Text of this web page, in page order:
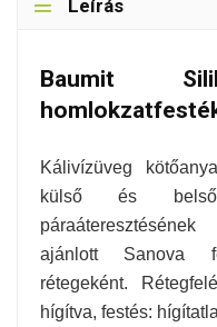
Leírás
Baumit
Kálivízüveg
külső és belső
ajánlott Sanova
rétegeként.
hígítva, festés: